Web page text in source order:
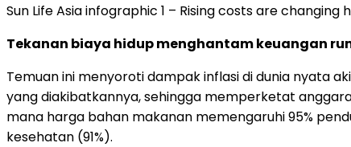
Sun Life Asia infographic 1 – Rising costs are
Tekanan biaya hidup menghantam keuangan
Temuan ini menyoroti dampak inflasi di dunia nyata
yang diakibatkannya, sehingga memperketat
mana harga bahan makanan memengaruhi 95%
kesehatan (91%).